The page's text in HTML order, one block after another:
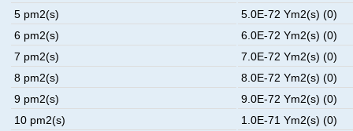
5 pm2(s)
5.0E-72 Ym2(s) (0)
6 pm2(s)
6.0E-72 Ym2(s) (0)
7 pm2(s)
7.0E-72 Ym2(s) (0)
8 pm2(s)
8.0E-72 Ym2(s) (0)
9 pm2(s)
9.0E-72 Ym2(s) (0)
10 pm2(s)
1.0E-71 Ym2(s) (0)